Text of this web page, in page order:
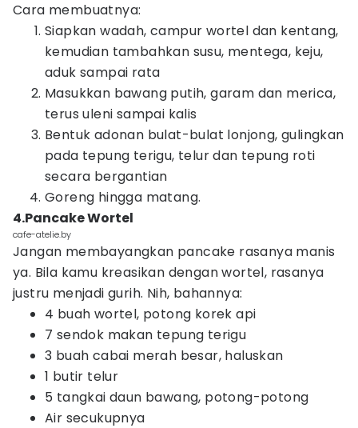
Cara membuatnya:
Siapkan wadah, campur wortel dan kentang,
kemudian tambahkan susu, mentega, keju,
aduk sampai rata
Masukkan bawang putih, garam dan merica,
terus uleni sampai kalis
Bentuk adonan bulat-bulat lonjong, gulingkan
pada tepung terigu, telur dan tepung roti
secara bergantian
Goreng hingga matang.
4.Pancake Wortel
cafe-atelie.by
Jangan membayangkan pancake rasanya manis
ya. Bila kamu kreasikan dengan wortel, rasanya
justru menjadi gurih. Nih, bahannya:
4 buah wortel, potong korek api
7 sendok makan tepung terigu
3 buah cabai merah besar, haluskan
1 butir telur
5 tangkai daun bawang, potong-potong
Air secukupnya